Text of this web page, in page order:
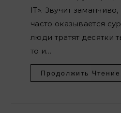
IT». Звучит
часто оказывается
люди тратят десятки
то и…
Продолжить Чтение